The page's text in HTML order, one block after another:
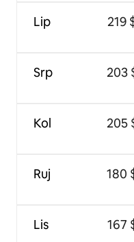
Lip
Srp
Kol
Ruj
Lis
219
203
205
180
167